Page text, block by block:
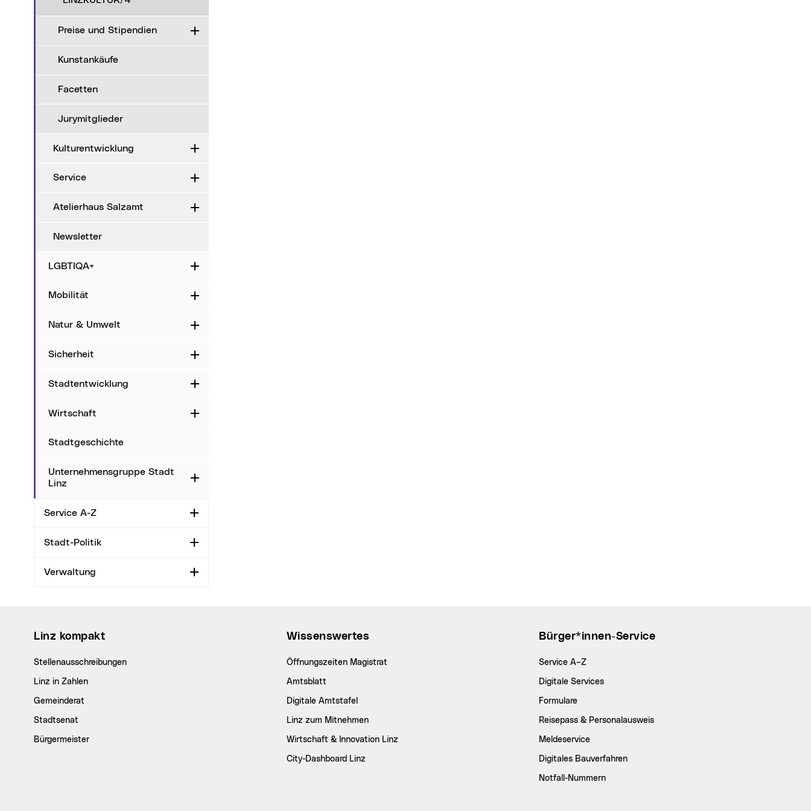
Preise und Stipendien Aufklappen
Kunstankäufe
Facetten
Jurymitglieder
Kulturentwicklung Aufklappen
Service Aufklappen
Atelierhaus Salzamt Aufklappen
Newsletter
LGBTIQA+ Aufklappen
Mobilität Aufklappen
Natur & Umwelt Aufklappen
Sicherheit Aufklappen
Stadtentwicklung Aufklappen
Wirtschaft Aufklappen
Stadtgeschichte
Unternehmensgruppe Stadt
Linz
Aufklappen
Service A-Z Aufklappen
Stadt-Politik Aufklappen
Verwaltung Aufklappen
Linz kompakt
Stellenausschreibungen
Linz in Zahlen
Gemeinderat
Stadtsenat
Bürgermeister
Wissenswertes
Öffnungszeiten Magistrat
Amtsblatt
Digitale Amtstafel
Linz zum Mitnehmen
Wirtschaft & Innovation Linz
City-Dashboard Linz
Bürger*innen-Service
Service A–Z
Digitale Services
Formulare
Reisepass & Personalausweis
Meldeservice
Digitales Bauverfahren
Notfall-Nummern